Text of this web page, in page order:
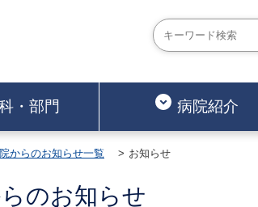
・部門 病院紹介
からのお知らせ一覧 お知らせ
のお知らせ